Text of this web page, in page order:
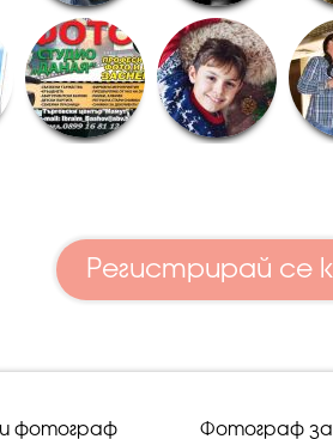
Регистрирай се
фотограф Фотограф